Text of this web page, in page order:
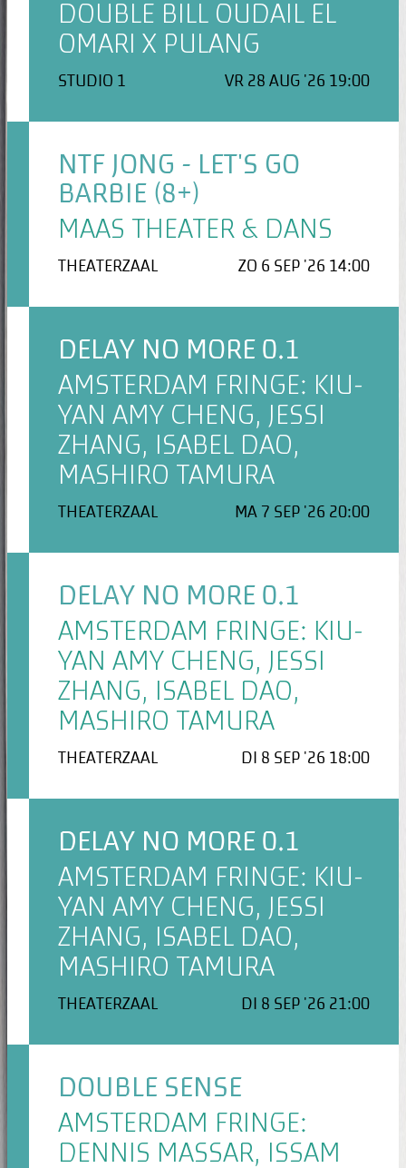
DOUBLE BILL OUDAIL EL
OMARI X PULANG
STUDIO 1 VR 28 AUG '26 19:00
NTF JONG - LET'S GO
BARBIE (8+)
MAAS THEATER & DANS
THEATERZAAL ZO 6 SEP '26 14:00
DELAY NO MORE 0.1
AMSTERDAM FRINGE: KIU-
YAN AMY CHENG, JESSI
ZHANG, ISABEL DAO,
MASHIRO TAMURA
THEATERZAAL MA 7 SEP '26 20:00
DELAY NO MORE 0.1
AMSTERDAM FRINGE: KIU-
YAN AMY CHENG, JESSI
ZHANG, ISABEL DAO,
MASHIRO TAMURA
THEATERZAAL DI 8 SEP '26 18:00
DELAY NO MORE 0.1
AMSTERDAM FRINGE: KIU-
YAN AMY CHENG, JESSI
ZHANG, ISABEL DAO,
MASHIRO TAMURA
THEATERZAAL DI 8 SEP '26 21:00
DOUBLE SENSE
AMSTERDAM FRINGE:
DENNIS MASSAR, ISSAM